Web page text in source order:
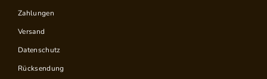
Zahlungen
Versand
Datenschutz
Rücksendung